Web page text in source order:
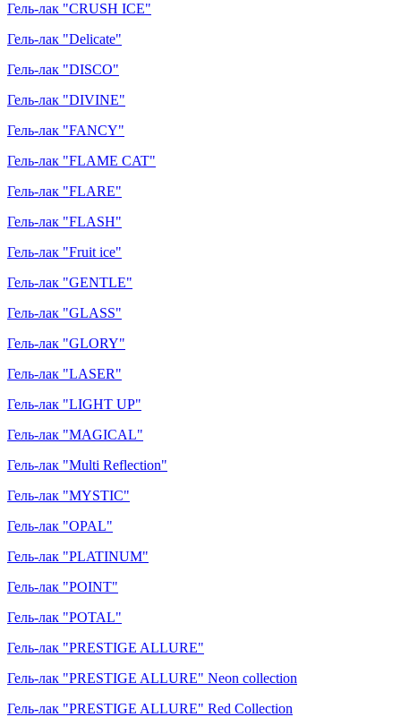
Гель-лак "CRUSH ICE"
Гель-лак "Delicate"
Гель-лак "DISCO"
Гель-лак "DIVINE"
Гель-лак "FANCY"
Гель-лак "FLAME CAT"
Гель-лак "FLARE"
Гель-лак "FLASH"
Гель-лак "Fruit ice"
Гель-лак "GENTLE"
Гель-лак "GLASS"
Гель-лак "GLORY"
Гель-лак "LASER"
Гель-лак "LIGHT UP"
Гель-лак "MAGICAL"
Гель-лак "Multi Reflection"
Гель-лак "MYSTIC"
Гель-лак "OPAL"
Гель-лак "PLATINUM"
Гель-лак "POINT"
Гель-лак "POTAL"
Гель-лак "PRESTIGE ALLURE"
Гель-лак "PRESTIGE ALLURE" Neon collection
Гель-лак "PRESTIGE ALLURE" Red Collection